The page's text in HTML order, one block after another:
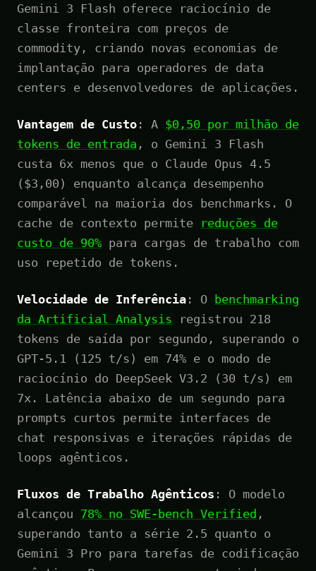
Gemini 3 Flash oferece raciocínio de
classe fronteira com preços de
commodity, criando novas economias de
implantação para operadores de data
centers e desenvolvedores de aplicações.
Vantagem de Custo : A $0,50 por milhão de
tokens de entrada , o Gemini 3 Flash
custa 6x menos que o Claude Opus 4.5
($3,00) enquanto alcança desempenho
comparável na maioria dos benchmarks. O
cache de contexto permite
reduções de
custo de 90% para cargas de trabalho com
uso repetido de tokens.
Velocidade de Inferência : O benchmarking
da Artificial Analysis registrou 218
tokens de saída por segundo, superando o
GPT-5.1 (125 t/s) em 74% e o modo de
raciocínio do DeepSeek V3.2 (30 t/s) em
7x. Latência abaixo de um segundo para
prompts curtos permite interfaces de
chat responsivas e iterações rápidas de
loops agênticos.
Fluxos de Trabalho Agênticos : O modelo
alcançou 78% no SWE-bench Verified ,
superando tanto a série 2.5 quanto o
Gemini 3 Pro para tarefas de codificação